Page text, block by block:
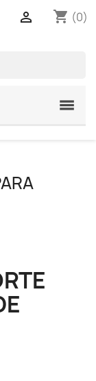
shopping_cart (0)
